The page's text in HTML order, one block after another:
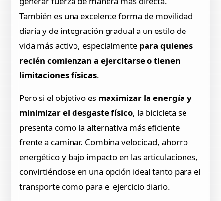
También es una excelente forma de movilidad
diaria y de integración gradual a un estilo de
vida más activo, especialmente para quienes
recién comienzan a ejercitarse o tienen
limitaciones físicas.
Pero si el objetivo es maximizar la energía y
minimizar el desgaste físico, la bicicleta se
presenta como la alternativa más eficiente
frente a caminar. Combina velocidad, ahorro
energético y bajo impacto en las articulaciones,
convirtiéndose en una opción ideal tanto para el
transporte como para el ejercicio diario.